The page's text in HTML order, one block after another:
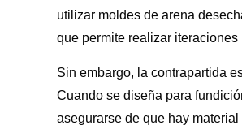
utilizar moldes de arena
que permite realizar iteraciones
Sin embargo, la contrapartida
Cuando se diseña para
asegurarse de que hay